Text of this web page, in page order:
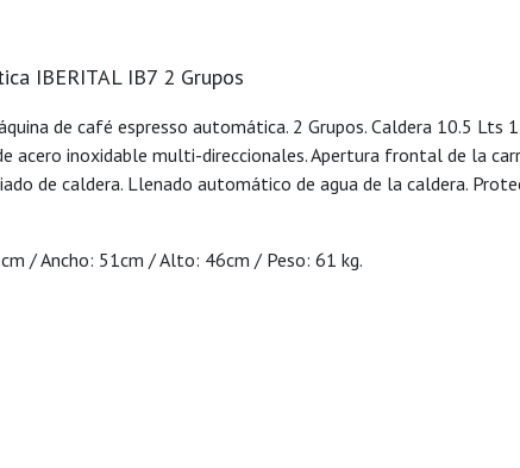
IBERITAL IB7 2 Grupos
de café espresso automática. 2 Grupos. Caldera 10.5 Lts
acero inoxidable multi-direccionales. Apertura frontal de la
de caldera. Llenado automático de agua de la caldera.
/ Ancho: 51cm / Alto: 46cm / Peso: 61 kg.